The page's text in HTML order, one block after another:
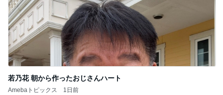
若乃花 朝から作ったおじさんハート
Amebaトピックス 1日前